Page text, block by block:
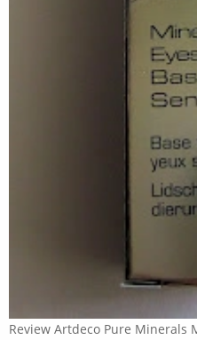
Review Artdeco Pure Minerals